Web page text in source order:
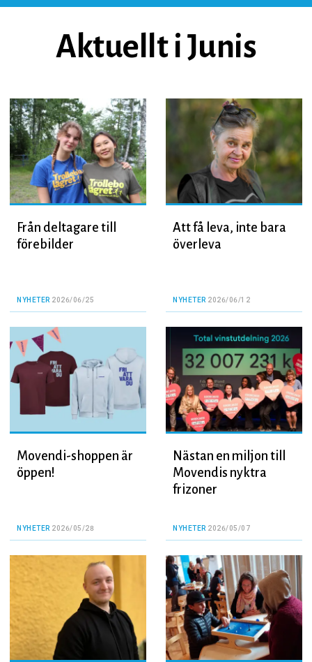
Aktuellt i Junis
Från deltagare till
förebilder
NYHETER 2026/06/25
Att få leva, inte bara
överleva
NYHETER 2026/06/12
Movendi-shoppen är
öppen!
NYHETER 2026/05/28
Nästan en miljon till
Movendis nyktra
frizoner
NYHETER 2026/05/07